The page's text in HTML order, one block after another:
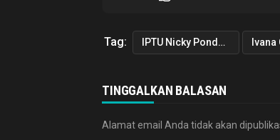
Tag: IPTU Nicky Pondalos Ivana
TINGGALKAN BALASAN
Alamat email Anda tidak akan